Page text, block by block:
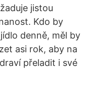
jistou
Kdo by
denně, měl by
asi rok, aby na
přeladit i své